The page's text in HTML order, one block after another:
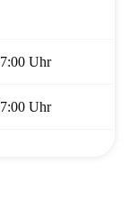
Uhr
Uhr